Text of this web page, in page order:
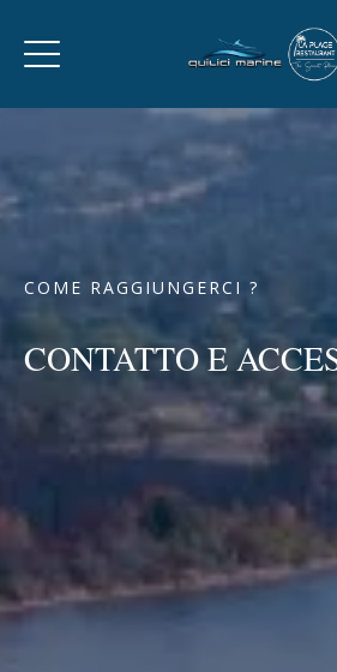
COME RAGGIUNGERCI ?
CONTATTO E